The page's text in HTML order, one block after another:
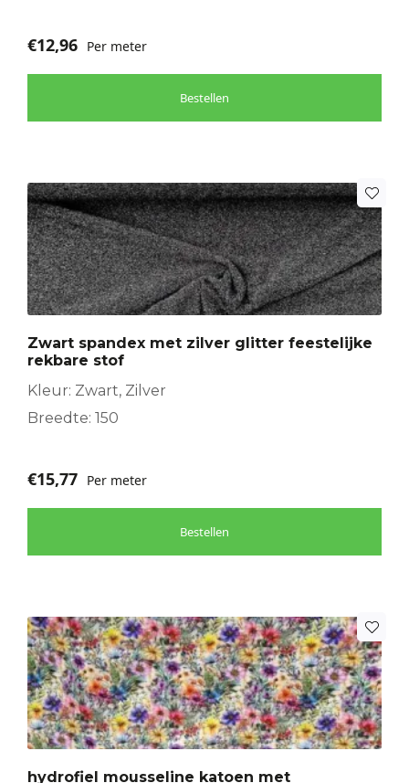
€12,96 Per meter
Bestellen
Zwart spandex met zilver glitter feestelijke
rekbare stof
Kleur: Zwart, Zilver
Breedte: 150
€15,77 Per meter
Bestellen
hydrofiel mousseline katoen met